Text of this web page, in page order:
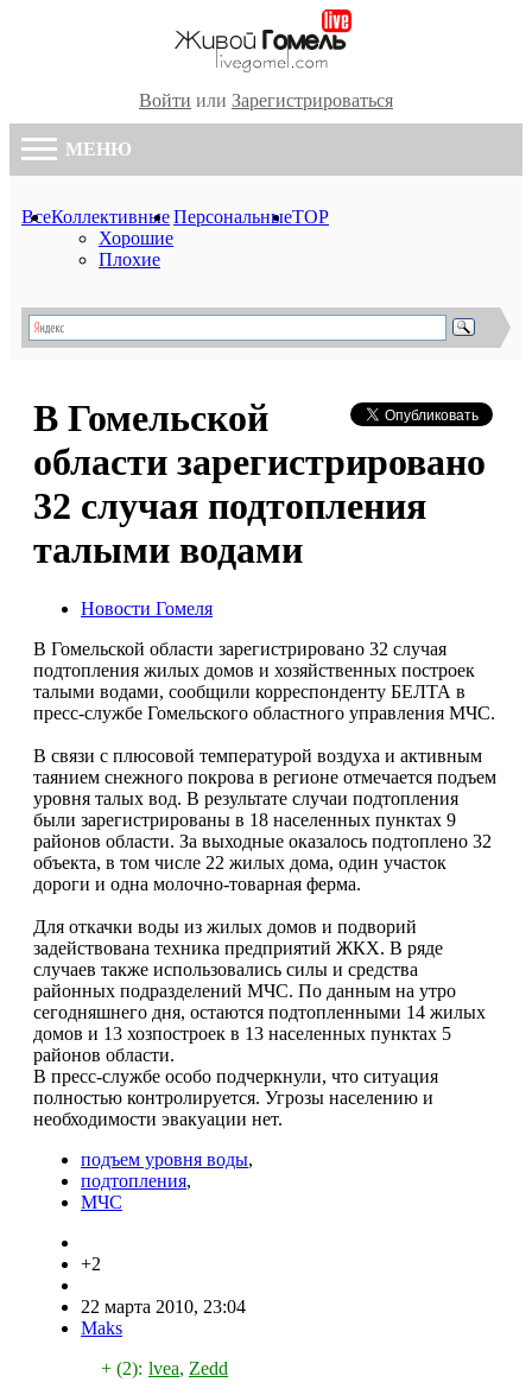
Войти или Зарегистрироваться
МЕНЮ
ВсеКоллективные
Хорошие
Плохие
ПерсональныеTOP
В Гомельской
области зарегистрировано
32 случая подтопления
талыми водами
Новости Гомеля
В Гомельской области зарегистрировано 32 случая
подтопления жилых домов и хозяйственных построек
талыми водами, сообщили корреспонденту БЕЛТА в
пресс-службе Гомельского областного управления МЧС.
В связи с плюсовой температурой воздуха и активным
таянием снежного покрова в регионе отмечается подъем
уровня талых вод. В результате случаи подтопления
были зарегистрированы в 18 населенных пунктах 9
районов области. За выходные оказалось подтоплено 32
объекта, в том числе 22 жилых дома, один участок
дороги и одна молочно-товарная ферма.
Для откачки воды из жилых домов и подворий
задействована техника предприятий ЖКХ. В ряде
случаев также использовались силы и средства
районных подразделений МЧС. По данным на утро
сегодняшнего дня, остаются подтопленными 14 жилых
домов и 13 хозпостроек в 13 населенных пунктах 5
районов области.
В пресс-службе особо подчеркнули, что ситуация
полностью контролируется. Угрозы населению и
необходимости эвакуации нет.
подъем уровня воды,
подтопления,
МЧС
+2
22 марта 2010, 23:04
Maks
+ (2): lvea, Zedd